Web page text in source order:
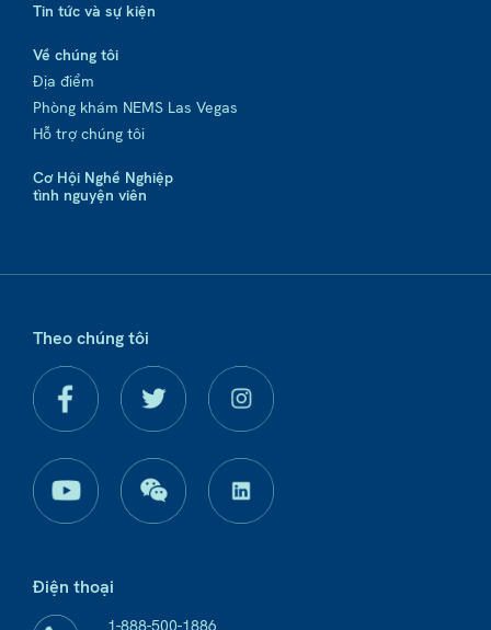
Tin tức và sự kiện
Về chúng tôi
Địa điểm
Phòng khám NEMS Las Vegas
Hỗ trợ chúng tôi
Cơ Hội Nghề Nghiệp
tình nguyện viên
Theo chúng tôi
Điện thoại
1-888-500-1886